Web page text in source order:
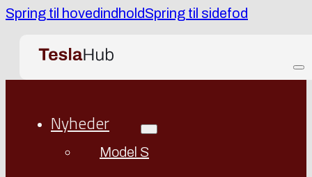
Spring til hovedindholdSpring til sidefod
Nyheder
Model S